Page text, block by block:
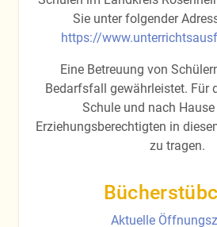
Sie unter folgender
https://
Eine Betreuung von
Bedarfsfall gewährleistet. Für
Schule und nach
Erziehungsberechtigten in
zu tragen.
Aktuelle